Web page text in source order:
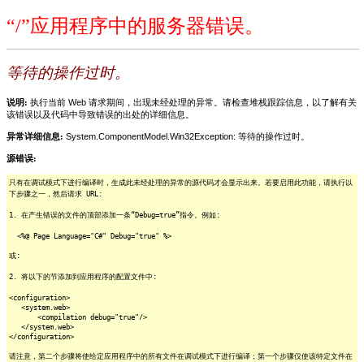
“/”应用程序中的服务器错误。
等待的操作过时。
说明: 执行当前 Web 请求期间，出现未经处理的异常。请检查堆栈跟踪信息，以了解有关
该错误以及代码中导致错误的出处的详细信息。
异常详细信息: System.ComponentModel.Win32Exception: 等待的操作过时。
源错误:
只有在调试模式下进行编译时，生成此未经处理的异常的源代码才会显示出来。若要启用此功能，请执行以
下步骤之一，然后请求 URL:
1. 在产生错误的文件的顶部添加一条“Debug=true”指令。例如:
<%@ Page Language="C#" Debug="true" %>
或:
2. 将以下的节添加到应用程序的配置文件中:
<configuration>
<system.web>
<compilation debug="true"/>
</system.web>
</configuration>
请注意，第二个步骤将使给定应用程序中的所有文件在调试模式下进行编译；第一个步骤仅使该特定文件在